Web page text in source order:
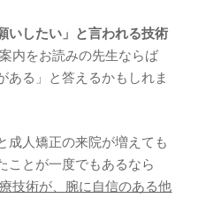
いしたい」と言われる技術
内をお読みの先生ならば
ある」と答えるかもしれま
成人矯正の来院が増えても
とが一度でもあるなら
技術が、腕に自信のある他